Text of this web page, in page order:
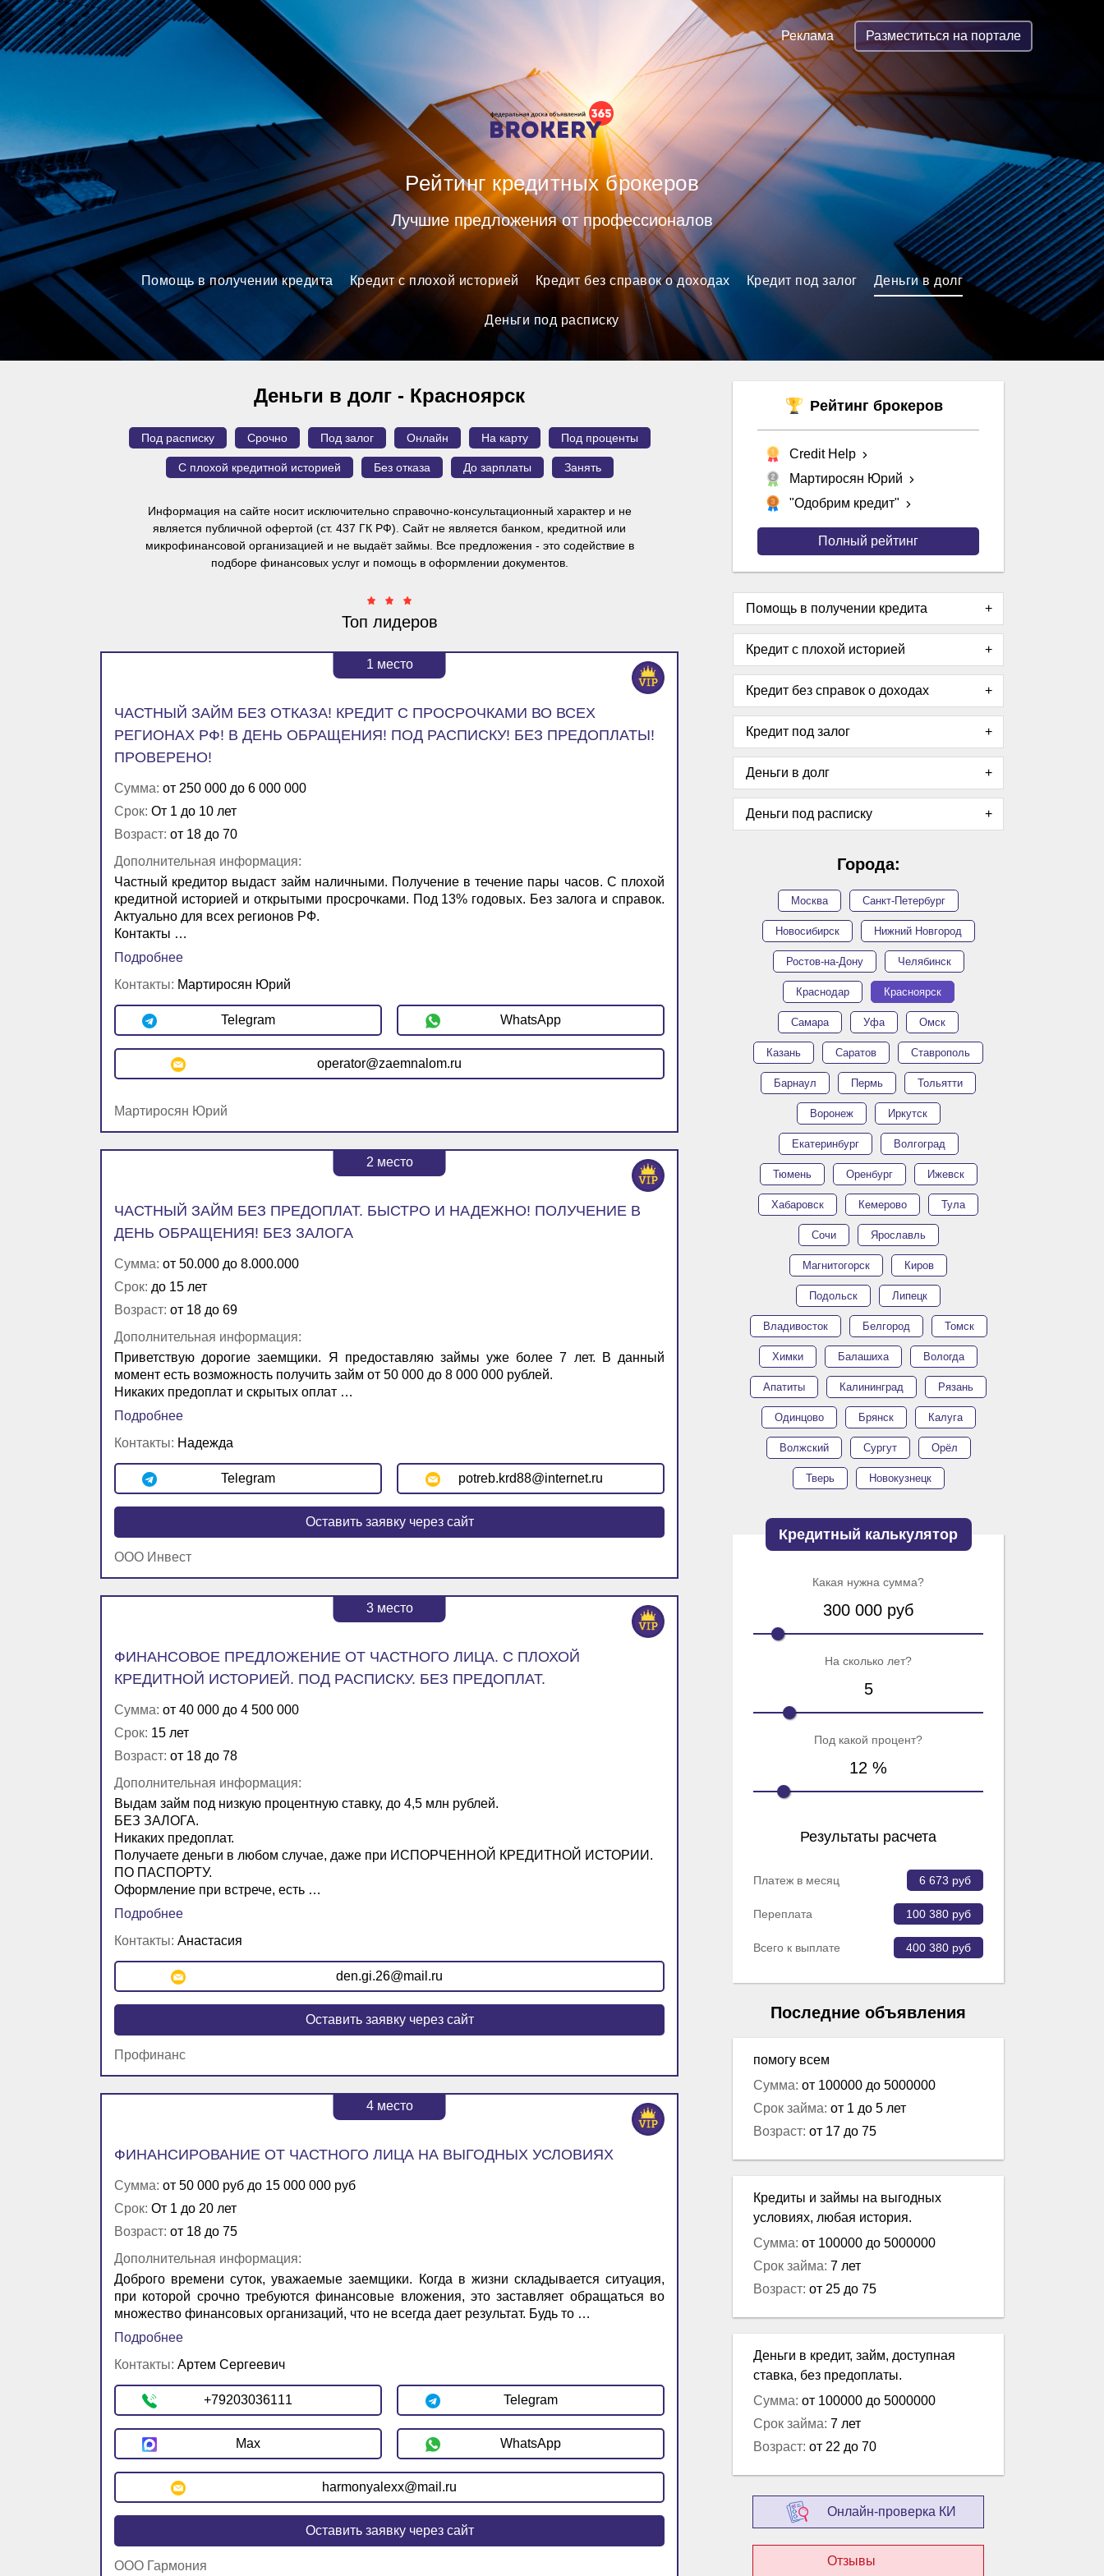
Brokery365 - Рейтинг кредитных брокеров
Реклама Разместиться на портале
Рейтинг кредитных брокеров
Лучшие предложения от профессионалов
Помощь в получении кредита Кредит с плохой историей Кредит без справок о доходах Кредит под залог Деньги в долг
Деньги под расписку
Деньги в долг - Красноярск
Под расписку Срочно Под залог Онлайн На карту Под проценты
С плохой кредитной историей Без отказа До зарплаты Занять
Информация на сайте носит исключительно справочно-консультационный характер и не
является публичной офертой (ст. 437 ГК РФ). Сайт не является банком, кредитной или
микрофинансовой организацией и не выдаёт займы. Все предложения - это содействие в
подборе финансовых услуг и помощь в оформлении документов.
Топ лидеров
1 место
ЧАСТНЫЙ ЗАЙМ БЕЗ ОТКАЗА! КРЕДИТ С ПРОСРОЧКАМИ ВО ВСЕХ
РЕГИОНАХ РФ! В ДЕНЬ ОБРАЩЕНИЯ! ПОД РАСПИСКУ! БЕЗ ПРЕДОПЛАТЫ!
ПРОВЕРЕНО!
Сумма: от 250 000 до 6 000 000
Срок: От 1 до 10 лет
Возраст: от 18 до 70
Дополнительная информация:
Частный кредитор выдаст займ наличными. Получение в течение пары часов. С плохой
кредитной историей и открытыми просрочками. Под 13% годовых. Без залога и справок.
Актуально для всех регионов РФ.
Контакты …
Подробнее
Контакты: Мартиросян Юрий
Telegram WhatsApp
operator@zaemnalom.ru
Мартиросян Юрий
2 место
ЧАСТНЫЙ ЗАЙМ БЕЗ ПРЕДОПЛАТ. БЫСТРО И НАДЕЖНО! ПОЛУЧЕНИЕ В
ДЕНЬ ОБРАЩЕНИЯ! БЕЗ ЗАЛОГА
Сумма: от 50.000 до 8.000.000
Срок: до 15 лет
Возраст: от 18 до 69
Дополнительная информация:
Приветствую дорогие заемщики. Я предоставляю займы уже более 7 лет. В данный
момент есть возможность получить займ от 50 000 до 8 000 000 рублей.
Никаких предоплат и скрытых оплат …
Подробнее
Контакты: Надежда
Telegram potreb.krd88@internet.ru
Оставить заявку через сайт
ООО Инвест
3место
ФИНАНСОВОЕ ПРЕДЛОЖЕНИЕ ОТ ЧАСТНОГО ЛИЦА. С ПЛОХОЙ
КРЕДИТНОЙ ИСТОРИЕЙ. ПОД РАСПИСКУ. БЕЗ ПРЕДОПЛАТ.
Сумма: от 40 000 до 4 500 000
Срок: 15 лет
Возраст: от 18 до 78
Дополнительная информация:
Выдам займ под низкую процентную ставку, до 4,5 млн рублей.
БЕЗ ЗАЛОГА.
Никаких предоплат.
Получаете деньги в любом случае, даже при ИСПОРЧЕННОЙ КРЕДИТНОЙ ИСТОРИИ.
ПО ПАСПОРТУ.
Оформление при встрече, есть …
Подробнее
Контакты: Анастасия
den.gi.26@mail.ru
Оставить заявку через сайт
Профинанс
4место
ФИНАНСИРОВАНИЕ ОТ ЧАСТНОГО ЛИЦА НА ВЫГОДНЫХ УСЛОВИЯХ
Сумма: от 50 000 руб до 15 000 000 руб
Срок: От 1 до 20 лет
Возраст: от 18 до 75
Дополнительная информация:
Доброго времени суток, уважаемые заемщики. Когда в жизни складывается ситуация,
при которой срочно требуются финансовые вложения, это заставляет обращаться во
множество финансовых организаций, что не всегда дает результат. Будь то …
Подробнее
Контакты: Артем Сергеевич
+79203036111 Telegram
Max WhatsApp
harmonyalexx@mail.ru
Оставить заявку через сайт
ООО Гармония
Рейтинг брокеров
Credit Help
Мартиросян Юрий
"Одобрим кредит"
Полный рейтинг
Помощь в получении кредита
Кредит с плохой историей
Кредит без справок о доходах
Кредит под залог
Деньги в долг
Деньги под расписку
Города:
Москва Санкт-Петербург
Новосибирск Нижний Новгород
Ростов-на-Дону Челябинск
Краснодар Красноярск
Самара Уфа Омск
Казань Саратов Ставрополь
Барнаул Пермь Тольятти
Воронеж Иркутск
Екатеринбург Волгоград
Тюмень Оренбург Ижевск
Хабаровск Кемерово Тула
Сочи Ярославль
Магнитогорск Киров
Подольск Липецк
Владивосток Белгород Томск
Химки Балашиха Вологда
Апатиты Калининград Рязань
Одинцово Брянск Калуга
Волжский Сургут Орёл
Тверь Новокузнецк
Кредитный калькулятор
Какая нужна сумма?
300 000 руб
На сколько лет?
5
Под какой процент?
12 %
Результаты расчета
Платеж в месяц 6 673 руб
Переплата 100 380 руб
Всего к выплате 400 380 руб
Последние объявления
помогу всем
Сумма: от 100000 до 5000000
Срок займа: от 1 до 5 лет
Возраст: от 17 до 75
Кредиты и займы на выгодных
условиях, любая история.
Сумма: от 100000 до 5000000
Срок займа: 7 лет
Возраст: от 25 до 75
Деньги в кредит, займ, доступная
ставка, без предоплаты.
Сумма: от 100000 до 5000000
Срок займа: 7 лет
Возраст: от 22 до 70
Онлайн-проверка КИ
Отзывы